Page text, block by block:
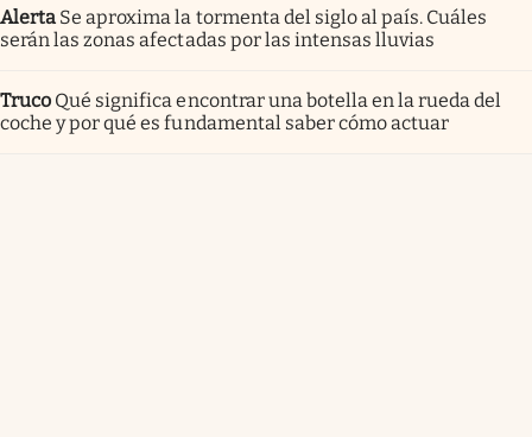
Alerta Se aproxima la tormenta del siglo al país. Cuáles
serán las zonas afectadas por las intensas lluvias
Truco Qué significa encontrar una botella en la rueda del
coche y por qué es fundamental saber cómo actuar